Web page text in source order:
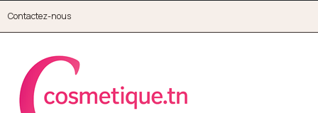
Contactez-nous